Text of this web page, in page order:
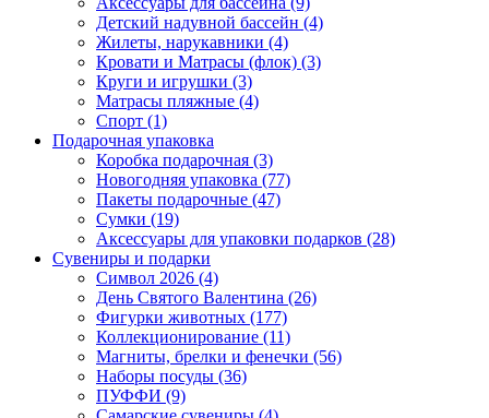
Детский надувной бассейн (4)
Жилеты, нарукавники (4)
Кровати и Матрасы (флок) (3)
Круги и игрушки (3)
Матрасы пляжные (4)
Спорт (1)
Подарочная упаковка
Коробка подарочная (3)
Новогодняя упаковка (77)
Пакеты подарочные (47)
Сумки (19)
Аксессуары для упаковки подарков (28)
Сувениры и подарки
Символ 2026 (4)
День Святого Валентина (26)
Фигурки животных (177)
Коллекционирование (11)
Магниты, брелки и фенечки (56)
Наборы посуды (36)
ПУФФИ (9)